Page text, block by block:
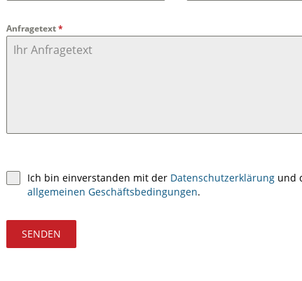
Anfragetext*
Ich bin einverstanden mit der Datenschutzerklärungund
allgemeinen Geschäftsbedingungen.
SENDEN